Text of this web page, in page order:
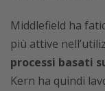
Middlefield ha
più attive
processi basati
Kern ha quindi